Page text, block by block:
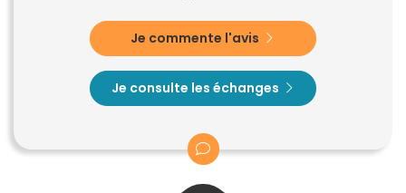
Je commente l'avis
Je consulte les échanges